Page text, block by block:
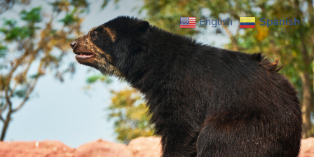
English Spanish